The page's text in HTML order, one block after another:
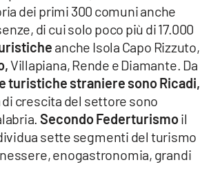
dei primi 300 comuni anche
di cui solo poco più di 17.000
anche Isola Capo Rizzuto,
Villapiana, Rende e Diamante. Da
turistiche straniere sonoRicadi,
crescita del settore sono
Secondo Federturismoil
sette segmenti del turismo
enogastronomia, grandi